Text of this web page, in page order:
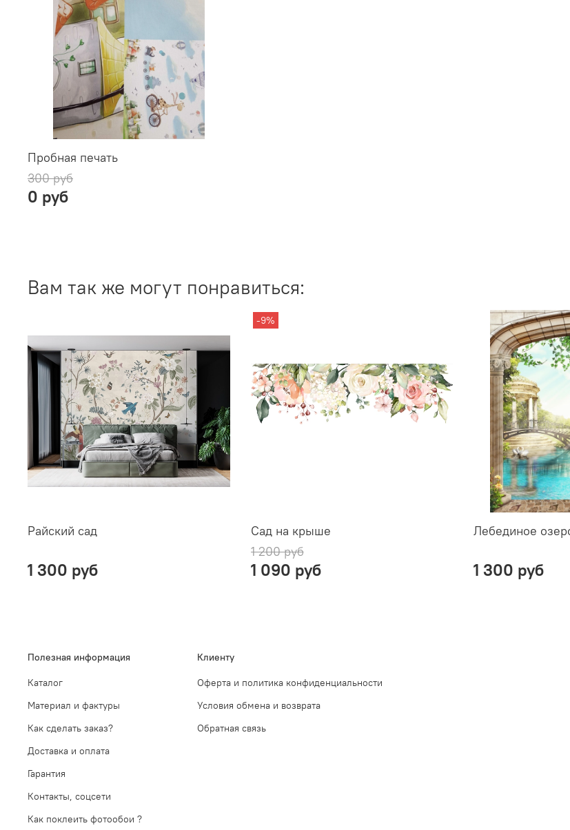
Пробная печать
300 руб
0 руб
Вам так же могут понравиться:
Райский сад
1 300 руб
-9%
Сад на крыше
1 200 руб
1 090 руб
Лебединое
1 300 руб
Полезная информация
Каталог
Материал и фактуры
Как сделать заказ?
Доставка и оплата
Гарантия
Контакты, соцсети
Как поклеить фотообои ?
Клиенту
Оферта и политика конфиденциальности
Условия обмена и возврата
Обратная связь